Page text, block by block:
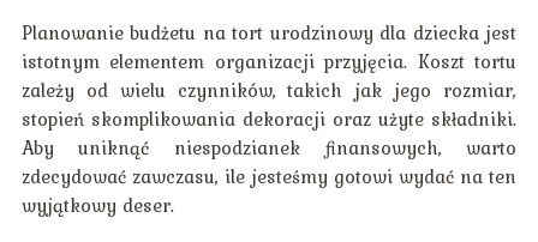
Planowanie budżetu na tort urodzinowy dla dziecka jest
istotnym elementem organizacji przyjęcia. Koszt tortu
zależy od wielu czynników, takich jak jego rozmiar,
stopień skomplikowania dekoracji oraz użyte składniki.
Aby uniknąć niespodzianek finansowych, warto
zdecydować zawczasu, ile jesteśmy gotowi wydać na ten
wyjątkowy deser.